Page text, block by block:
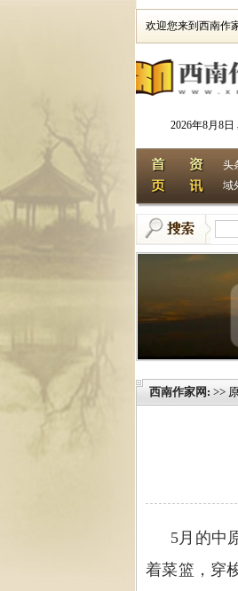
欢迎您来到西南作
2026年8月8日
头
域
西南作家网 : >>
5 月的中
着菜篮，穿